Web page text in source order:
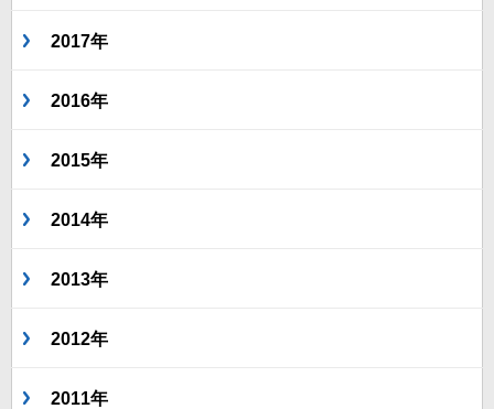
2017年
2016年
2015年
2014年
2013年
2012年
2011年